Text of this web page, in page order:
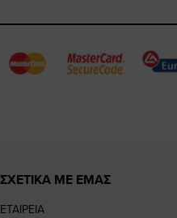
ΣΧΕΤΙΚΑ ΜΕ ΕΜΑΣ
ΕΤΑΙΡΕΙΑ